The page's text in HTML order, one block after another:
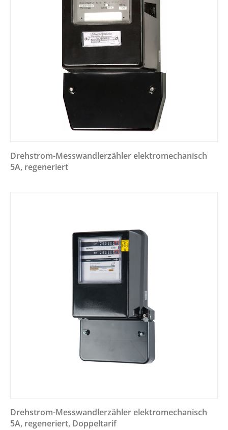
Drehstrom-Messwandlerzähler elektromechanisch
5A, regeneriert
Drehstrom-Messwandlerzähler elektromechanisch
5A, regeneriert, Doppeltarif